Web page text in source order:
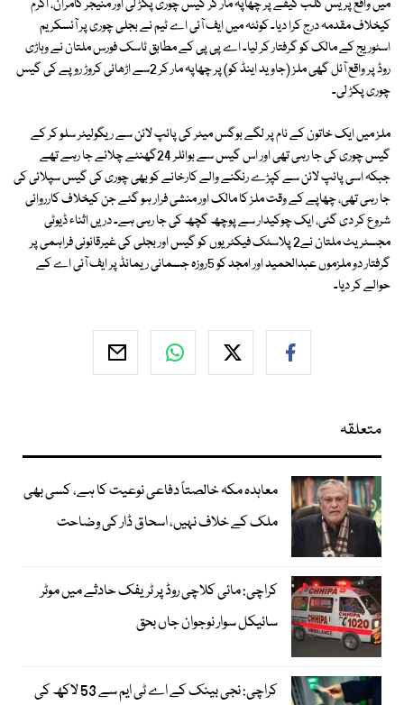
میں واقع پریس کلب کیفے پر چھاپہ مار کر گیس چوری پکڑ لی اور منیجر کامران، اکرم
کیخلاف مقدمہ درج کرا دیا۔ کوئٹہ میں ایف آئی اے ٹیم نے بجلی چوری پر آئسکریم
اسٹوریج کے مالک کو گرفتار کر لیا۔ اے پی پی کے مطابق ٹاسک فورس ملتان نے وہاڑی
روڈ پر واقع آئل گھی ملز (جاوید اینڈ کو) پر چھاپہ مار کر 2سے اڑھائی کروڑ روپے کی گیس
چوری پکڑ لی۔
ملز میں ایک خاتون کے نام پر لگے بوگس میٹر کی پائپ لائن سے ریگولیٹر سلو کر کے
گیس چوری کی جا رہی تھی اور اس گیس سے بوائلر 24گھنٹے چلائے جا رہے تھے
جبکہ اسی پائپ لائن سے کپڑے رنگنے والے کارخانے کو بھی چوری کی گیس سپلائی کی
جا رہی تھی، چھاپے کے وقت ملز کا مالک اور منشی فرار ہو گئے جن کیخلاف کارروائی
شروع کر دی گئی، ایک چوکیدار سے پوچھ گچھ کی جا رہی ہے۔ دریں اثناء ڈیوٹی
مجسٹریٹ ملتان نے2 پلاسٹک فیکٹریوں کو گیس اور بجلی کی غیرقانونی فراہمی پر
گرفتار دو ملزموں عبدالحمید اور امجد کو 5روزہ جسمانی ریمانڈ پر ایف آئی اے کے
حوالے کر دیا۔
متعلقہ
معاہدہ مکہ خالصتاً دفاعی نوعیت کا ہے، کسی بھی
ملک کے خلاف نہیں، اسحاق ڈار کی وضاحت
کراچی: مائی کلاچی روڈ پر ٹریفک حادثے میں موٹر
سائیکل سوار نوجوان جاں بحق
کراچی: نجی بینک کے اے ٹی ایم سے 53 لاکھ کی